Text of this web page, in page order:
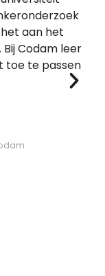
aan het
Codam leer
toe te passen